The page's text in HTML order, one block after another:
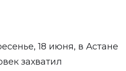
18 июня, в Астане
захватил